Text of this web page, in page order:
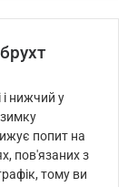
і нижчий у
попит на
пов'язаних з
тому ви